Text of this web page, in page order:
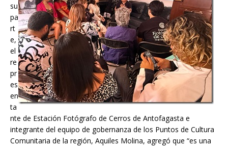
su
pa
rt
e,
el
re
pr
es
en
ta
nte de Estación Fotógrafo de Cerros de Antofagasta e
integrante del equipo de gobernanza de los Puntos de Cultura
Comunitaria de la región, Aquiles Molina, agregó que “es una